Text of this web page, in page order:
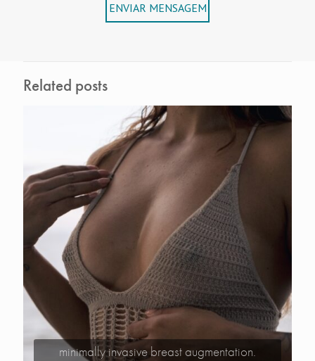
ENVIAR MENSAGEM
Related posts
minimally invasive breast augmentation.